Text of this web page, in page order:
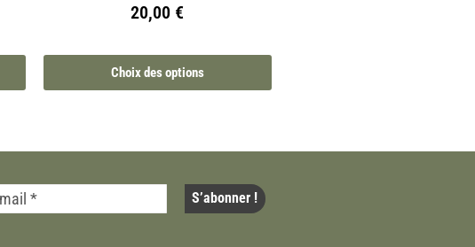
20,00 €
Choix des options